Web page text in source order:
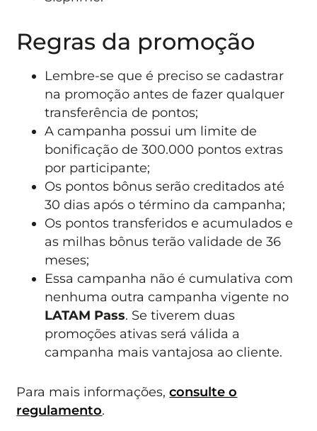
Regras da promoção
Lembre-se que é preciso se cadastrar
na promoção antes de fazer qualquer
transferência de pontos;
A campanha possui um limite de
bonificação de 300.000 pontos extras
por participante;
Os pontos bônus serão creditados até
30 dias após o término da campanha;
Os pontos transferidos e acumulados e
as milhas bônus terão validade de 36
meses;
Essa campanha não é cumulativa com
nenhuma outra campanha vigente no
LATAM Pass. Se tiverem duas
promoções ativas será válida a
campanha mais vantajosa ao cliente.
Para mais informações,consulte o
regulamento.